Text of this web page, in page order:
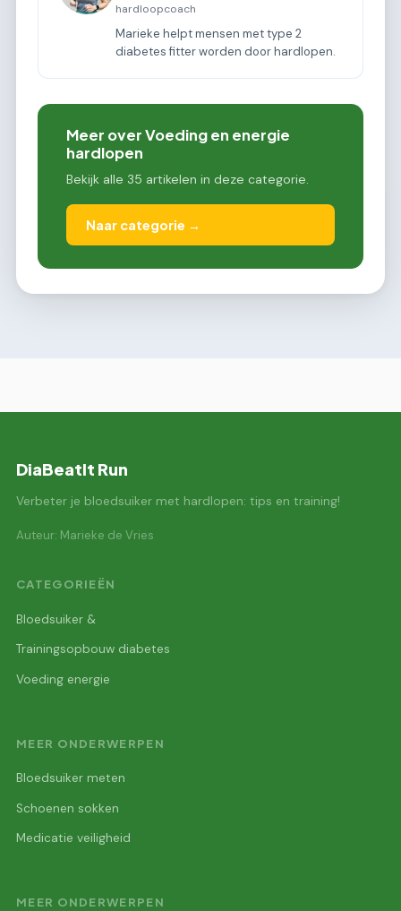
hardloopcoach
Marieke helpt mensen met type 2
diabetes fitter worden door hardlopen.
Meer over Voeding en energie
hardlopen
Bekijk alle 35 artikelen in deze categorie.
Naar categorie →
DiaBeatIt Run
Verbeter je bloedsuiker met hardlopen: tips en training!
Auteur: Marieke de Vries
CATEGORIEËN
Bloedsuiker &
Trainingsopbouw diabetes
Voeding energie
MEER ONDERWERPEN
Bloedsuiker meten
Schoenen sokken
Medicatie veiligheid
MEER ONDERWERPEN